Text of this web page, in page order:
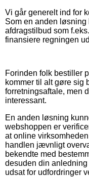
Vi går generelt ind for
Som en anden løsning
afdragstilbud som
finansiere regningen
Forinden folk bestiller
kommer til alt gøre sig
forretningsaftale, men
interessant.
En anden løsning
webshoppen er
at online
handlen jævnligt
bekendte med
desuden din
udsat for udfordringer